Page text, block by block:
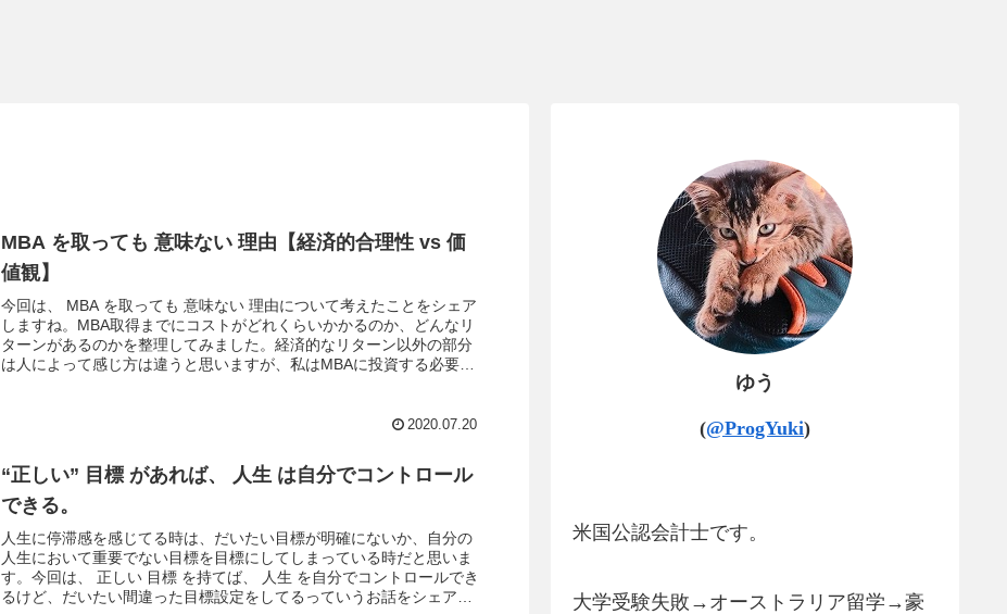
MBA を取っても 意味ない 理由【経済的合理性 vs 価
値観】
今回は、 MBA を取っても 意味ない 理由について考えたことをシェア
しますね。MBA取得までにコストがどれくらいかかるのか、どんなリ
ターンがあるのかを整理してみました。経済的なリターン以外の部分
は人によって感じ方は違うと思いますが、私はMBAに投資する必要は
2020.07.20
“正しい” 目標 があれば、 人生 は自分でコントロール
できる。
人生に停滞感を感じてる時は、だいたい目標が明確にないか、自分の
人生において重要でない目標を目標にしてしまっている時だと思いま
す。今回は、 正しい 目標 を持てば、 人生 を自分でコントロールでき
るけど、だいたい間違った目標設定をしてるっていうお話をシェアし
ゆう
(@ProgYuki)
米国公認会計士です。
大学受験失敗→オーストラリア留学→豪